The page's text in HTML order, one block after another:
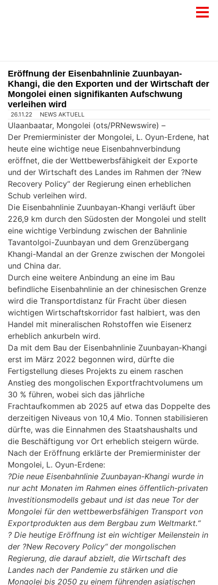
Eröffnung der Eisenbahnlinie Zuunbayan-
Khangi, die den Exporten und der Wirtschaft der
Mongolei einen signifikanten Aufschwung
verleihen wird
26.11.22 NEWS AKTUELL
Ulaanbaatar, Mongolei (ots/PRNewswire) –
Der Premierminister der Mongolei, L. Oyun-Erdene, hat
heute eine wichtige neue Eisenbahnverbindung
eröffnet, die der Wettbewerbsfähigkeit der Exporte
und der Wirtschaft des Landes im Rahmen der ?New
Recovery Policy“ der Regierung einen erheblichen
Schub verleihen wird.
Die Eisenbahnlinie Zuunbayan-Khangi verläuft über
226,9 km durch den Südosten der Mongolei und stellt
eine wichtige Verbindung zwischen der Bahnlinie
Tavantolgoi-Zuunbayan und dem Grenzübergang
Khangi-Mandal an der Grenze zwischen der Mongolei
und China dar.
Durch eine weitere Anbindung an eine im Bau
befindliche Eisenbahnlinie an der chinesischen Grenze
wird die Transportdistanz für Fracht über diesen
wichtigen Wirtschaftskorridor fast halbiert, was den
Handel mit mineralischen Rohstoffen wie Eisenerz
erheblich ankurbeln wird.
Da mit dem Bau der Eisenbahnlinie Zuunbayan-Khangi
erst im März 2022 begonnen wird, dürfte die
Fertigstellung dieses Projekts zu einem raschen
Anstieg des mongolischen Exportfrachtvolumens um
30 % führen, wobei sich das jährliche
Frachtaufkommen ab 2025 auf etwa das Doppelte des
derzeitigen Niveaus von 10,4 Mio. Tonnen stabilisieren
dürfte, was die Einnahmen des Staatshaushalts und
die Beschäftigung vor Ort erheblich steigern würde.
Nach der Eröffnung erklärte der Premierminister der
Mongolei, L. Oyun-Erdene:
?Die neue Eisenbahnlinie Zuunbayan-Khangi wurde in
nur acht Monaten im Rahmen eines öffentlich-privaten
Investitionsmodells gebaut und ist das neue Tor der
Mongolei für den wettbewerbsfähigen Transport von
Exportprodukten aus dem Bergbau zum Weltmarkt.“
? Die heutige Eröffnung ist ein wichtiger Meilenstein in
der ?New Recovery Policy“ der mongolischen
Regierung, die darauf abzielt, die Wirtschaft des
Landes nach der Pandemie zu stärken und die
Mongolei bis 2050 zu einem führenden asiatischen